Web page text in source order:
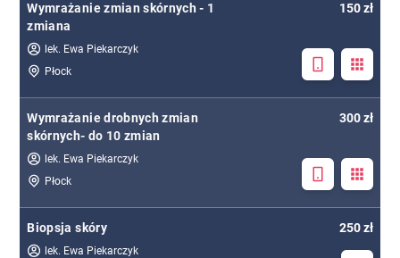
Wymrażanie zmian skórnych - 1
zmiana
150 zł
lek. Ewa Piekarczyk
Płock
Wymrażanie drobnych zmian
skórnych- do 10 zmian
300 zł
lek. Ewa Piekarczyk
Płock
Biopsja skóry 250 zł
lek. Ewa Piekarczyk